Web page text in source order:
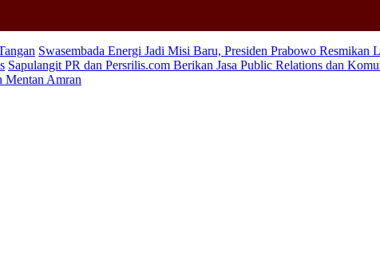
Swasembada Energi Jadi Misi Baru, Presiden Prabowo Resmikan
Sapulangit PR dan Persrilis.com Berikan Jasa Public Relations dan
Mentan Amran